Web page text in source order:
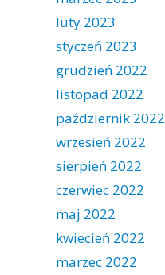
luty 2023
styczeń 2023
grudzień 2022
listopad 2022
październik 2022
wrzesień 2022
sierpień 2022
czerwiec 2022
maj 2022
kwiecień 2022
marzec 2022